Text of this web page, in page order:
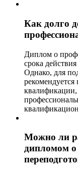
Как долго
Диплом о
срока
Однако, для
Можно ли
дипломом о